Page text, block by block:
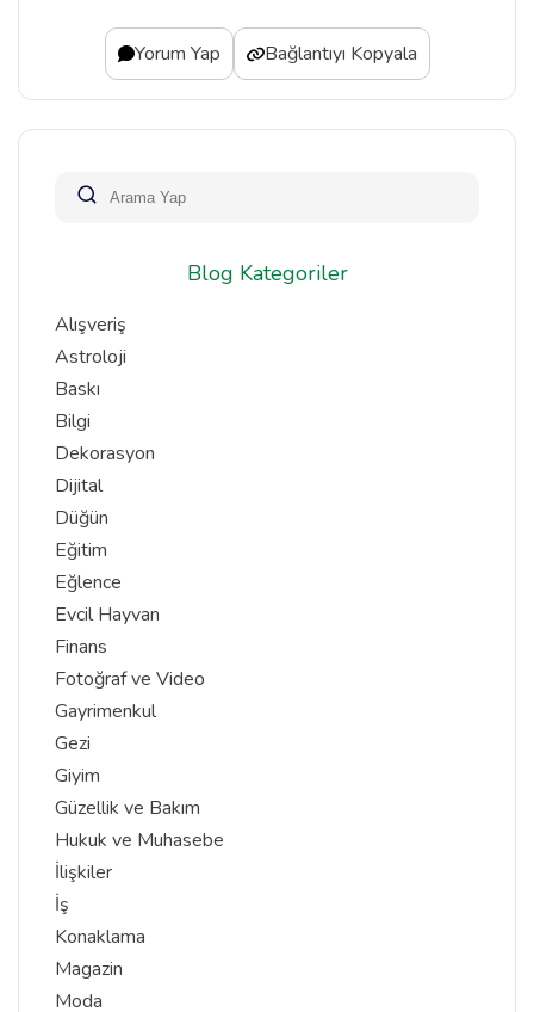
Yorum Yap Bağlantıyı Kopyala
Blog Kategoriler
Alışveriş
Astroloji
Baskı
Bilgi
Dekorasyon
Dijital
Düğün
Eğitim
Eğlence
Evcil Hayvan
Finans
Fotoğraf ve Video
Gayrimenkul
Gezi
Giyim
Güzellik ve Bakım
Hukuk ve Muhasebe
İlişkiler
İş
Konaklama
Magazin
Moda